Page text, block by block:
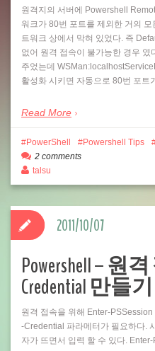
원격지의 서버에 Powershell
워크가 80번 포트를 제외한 거의
트워크 상에서 막혀 있었다. 즉
없어 원격 접속이 불가능한 경우
주었는데
활성화 시키면 자동으로 80번 포
Read More
PowerShell Powershell Tips
2 comments
talsu
Powershell – 원
Credential 만들기
원격 접속을 위해 Enter-
-Credential 파라메터가 필요하다.
자가 뜨면서 입력 할 수 있다.
2011/10/07